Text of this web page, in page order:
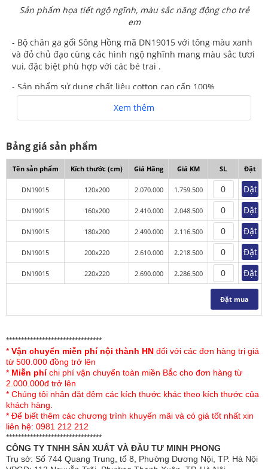
Sản phẩm họa tiết ngộ ngĩnh, màu sắc năng động cho trẻ
em
- Bộ chăn ga gối Sông Hồng mã DN19015 với tông màu xanh
và đỏ chủ đạo cùng các hình ngộ nghĩnh mang màu sắc tươi
vui, đặc biệt phù hợp với các bé trai .
- Sản phẩm sử dụng chất liệu cotton cao cấp 100%
nhập khẩu với ưu điểm là sợi vải thoáng mát, mềm mịn, khả
năng thấm hút hồ hôi tốt, đã qua xử lý phun Nano chống
khuẩn, đảm bảo tuyệt đối cho sức khỏe của mẹ và trẻ.
Cận cảnh bộ chăn ga gối hoạt hình Sông hồng DN19015
Kết cấu bộ chăn ga gối Sông Hồng Disney DN19015
KẾT CẤU BỘ GA CHUN (GA BỌC) - VẢI COTTON
Kết cấu /
Kích thước
120 x 200
(cm)
160 x 200
(cm)
180 x 200
(cm)
Vỏ gối đơn
01 cái - 47 x
67 (cm)
02 cái - 47 x
67 (cm)
02 cái - 47 x
67 (cm)
thu
x 210 (cm)
x 220 (cm)
01 cái - 200
x 220 (cm)
Ga chun
(Ga bọc)
01 cái - 120
x 200 (cm)
x 200 (cm)
x 200 (cm)
KẾT CẤU BỘ GA CHUN (GA BỌC) - VẢI MICRO SH
Kết cấu
Kích
Kích thước bộ chăn ga gối Disney 120cm
bao gồm:
120 x 200
(cm)
Xem thêm
Bảng giá sản phẩm
Tên sản phẩm Kích thước (cm) Giá Hãng Giá KM SL Đặt
DN19015 120x200 2.070.000 1.759.500 Đặt
DN19015 160x200 2.410.000 2.048.500 Đặt
DN19015 180x200 2.490.000 2.116.500 Đặt
DN19015 200x220 2.610.000 2.218.500 Đặt
DN19015 220x220 2.690.000 2.286.500 Đặt
Đặt mua
********************************
* Vận chuyển miễn phí nội thành HN đối với các đơn hàng trị giá
từ 500.000 đồng trở lên
* Miễn phíchi phí vận chuyển toàn miền Bắc cho đơn hàng từ
2.000.000đ trở lên
* Chúng tôi nhận đặt đệm các kích thước khác theo kích thước của
khách hàng.
* Để biết thêm các chương trình khuyến mãi và có giá tốt nhất xin
liên hệ: 0981 212 212
********************************
CÔNG TY TNHH SẢN XUẤT VÀ ĐẦU TƯ MINH PHONG
Trụ sở: Số 744 Quang Trung, tổ 8, Phường Dương Nội, TP. Hà Nội